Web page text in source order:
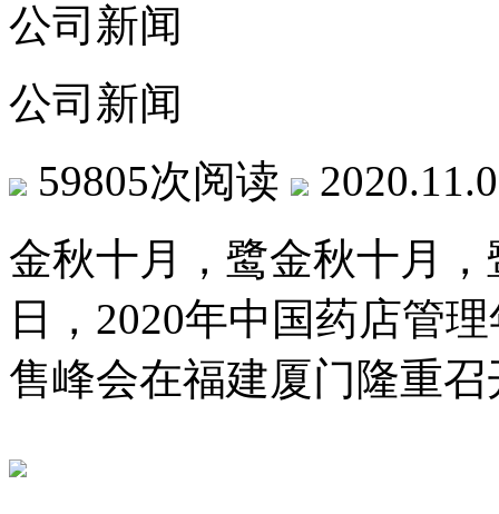
公司新闻
公司新闻
59805次阅读
金秋十月，鹭金秋十月
日，2020年中国药店
售峰会在福建厦门隆重召